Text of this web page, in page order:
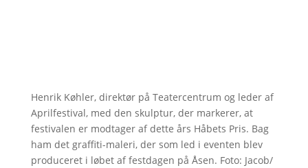
Henrik Køhler, direktør på Teatercentrum og leder af
Aprilfestival, med den skulptur, der markerer, at
festivalen er modtager af dette års Håbets Pris. Bag
ham det graffiti-maleri, der som led i eventen blev
produceret i løbet af festdagen på Åsen. Foto: Jacob/